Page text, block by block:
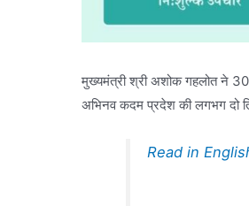
मुख्यमंत्री श्री अशोक गहलोत ने 30
अभिनव कदम प्रदेश की लगभग दो
Read in